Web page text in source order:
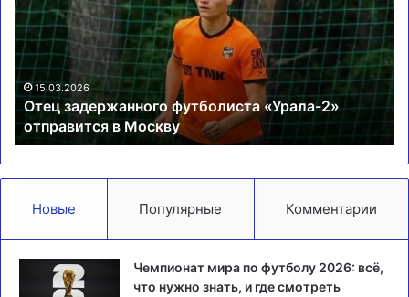
«Урала-2»
отправится
Москву
15.03.2026
Отец задержанного футболиста «Урала-2»
отправится в Москву
в
Новые Популярные Комментарии
Чемпионат мира по футболу 2026: всё,
что нужно знать, и где смотреть